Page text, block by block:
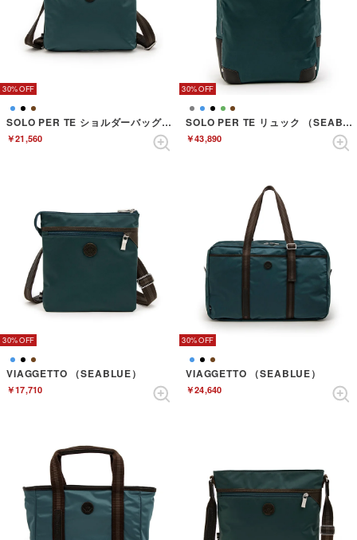
30%
SOLO PER TE ショルダーバッグ （SEABLUE）
￥21,560
30%
SOLO PER TE リュック （SEABLUE）
￥43,890
30%
VIAGGETTO （SEABLUE）
￥17,710
30%
VIAGGETTO （SEABLUE）
￥24,640